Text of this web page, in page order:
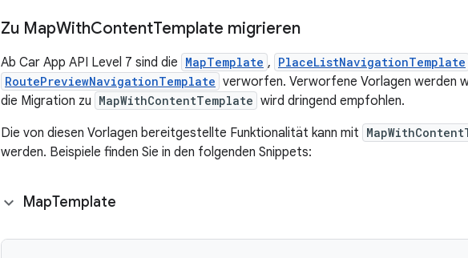
Zu MapWithContentTemplate migrieren
Ab Car App API Level 7 sind die MapTemplate , PlaceListNavigationTemplate
RoutePreviewNavigationTemplate verworfen. Verworfene Vorlagen werden
die Migration zu MapWithContentTemplate wird dringend empfohlen.
Die von diesen Vorlagen bereitgestellte Funktionalität kann mit
werden. Beispiele finden Sie in den folgenden Snippets:
MapTemplate